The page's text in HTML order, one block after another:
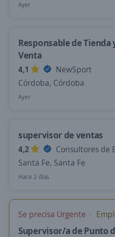
Ayer
Responsable de Tienda
Venta
4,1
NewSport
Córdoba, Córdoba
Ayer
supervisor de ventas
4,2
Consultores de
Santa Fe, Santa Fe
Hace 2 días
Se precisa Urgente
Supervisor/a de Punto